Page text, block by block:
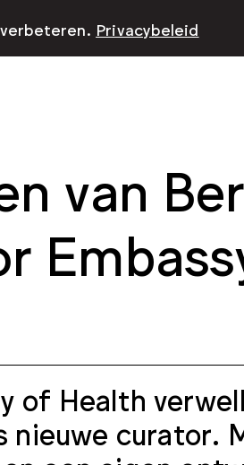
van
of Health
nieuwe curator.
Privacybeleid